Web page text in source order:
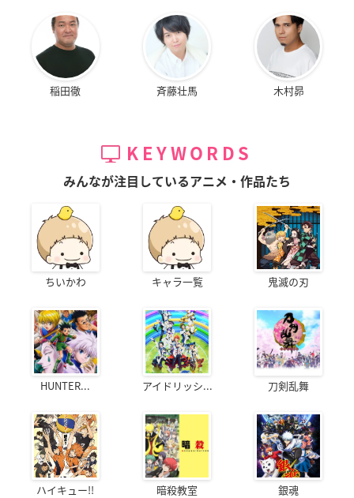
Middle note
ローズ、ヴァイオレット、ジャスミン、リリー、セダーウ
Last note
【使用上のご注意】
●お肌に合わない場合は、ご使用は避けてください。
いにならないで下さい。
●目に入った時はこすらず直ちに十分な水で洗い流して下
さい。
●直射日光のあたるお肌につけますと、まれにかぶれたり、
●シルク・薄い布地・白または淡い色の衣類には、直接つ
けないで下さい。
●ご使用後は、しっかりとキャップをしめて下さい。
●極端に高温や低温の場所、直射日光のあたる場所に保管
しないで下さい。
ざいますが、品質には問題ございません。
●お子様やペットの届かないところに保管してください。
●飲み物ではありません。
●火気厳禁
稲田徹 斉藤壮馬 木村昴
KEYWORDS
みんなが注目しているアニメ・作品たち
ちいかわ キャラ一覧 鬼滅の刃
HUNTER... アイドリッシ... 刀剣乱舞
ハイキュー!! 暗殺教室 銀魂